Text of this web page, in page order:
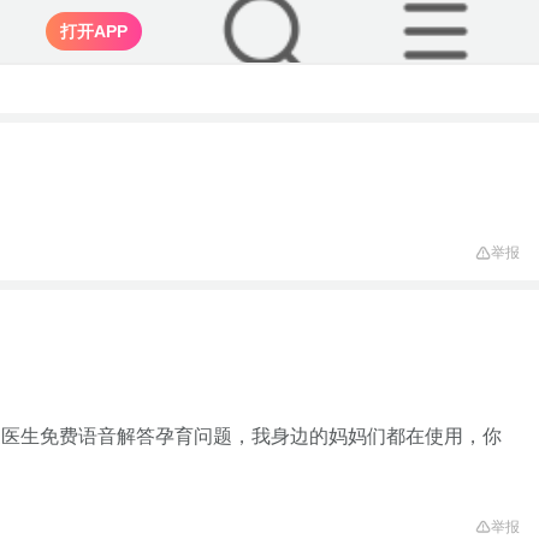
打开APP
举报
生免费语音解答孕育问题，我身边的妈妈们都在使用，你
举报